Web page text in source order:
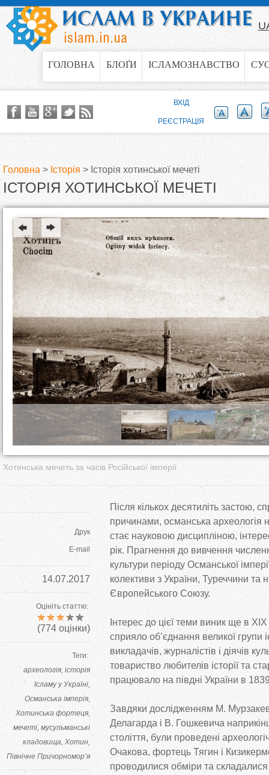
Jump to navigation
ГОЛОВНА БЛОҐИ ІСЛАМОЗНАВСТВО
В
Головна > Історія > Історія хотинської мечеті
ІСТОРІЯ ХОТИНСЬКОЇ МЕЧЕТІ
Хотинська мечеть за часів Російської імперії
Друк
E-mail
14.07.2017
Оцініть статтю:
(774 оцінки)
Теги:
археологія історія
Ісламу у Україні
Османська імперія
Хотинська фортеця
мечеті мусульманські
кладовища Хотин
Північне Причорномор’я
Після кількох десятиліть застою,
причинами, османська археологія
стає науковою дисципліною,
рік. Прагнення до вивчення
культури періоду Османської
колективи з України, Туреччини та
Європейського Союзу.
Інтерес до цієї теми виник ще в
сприяло об’єднання великої групи
викладачів, журналістів і діячів
товариство любителів історії та
працювало на півдні України в
Завдяки дослідженням М.
Делагарда і В. Гошкевича
століття, були проведені
Очакова, фортець Тягин і
проводилися обміри та
ВХІД
РЕЄСТРАЦІЯ